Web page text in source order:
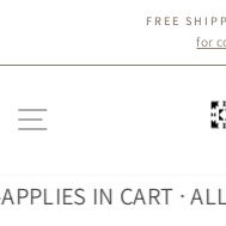
Inhalt
FREE
for
IN CART ·